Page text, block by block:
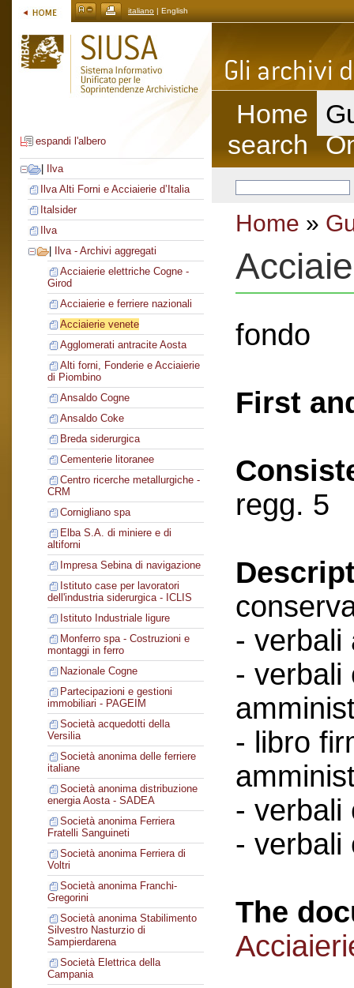
italiano | English
espandi l'albero
Ilva
Ilva Alti Forni e Acciaierie d’Italia
Italsider
Ilva
Ilva - Archivi aggregati
Acciaierie elettriche Cogne -
Girod
Acciaierie e ferriere nazionali
Acciaierie venete
Agglomerati antracite Aosta
Alti forni, Fonderie e Acciaierie
di Piombino
Ansaldo Cogne
Ansaldo Coke
Breda siderurgica
Cementerie litoranee
Centro ricerche metallurgiche -
CRM
Cornigliano spa
Elba S.A. di miniere e di
altiforni
Impresa Sebina di navigazione
Istituto case per lavoratori
dell'industria siderurgica - ICLIS
Istituto Industriale ligure
Monferro spa - Costruzioni e
montaggi in ferro
Nazionale Cogne
Partecipazioni e gestioni
immobiliari - PAGEIM
Società acquedotti della
Versilia
Società anonima delle ferriere
italiane
Società anonima distribuzione
energia Aosta - SADEA
Società anonima Ferriera
Fratelli Sanguineti
Società anonima Ferriera di
Voltri
Società anonima Franchi-
Gregorini
Società anonima Stabilimento
Silvestro Nasturzio di
Sampierdarena
Società Elettrica della
Campania
Home
search
Home »
fondo
First
regg. 5
- verbali
- verbali
- libro
- verbali
- verbali
The